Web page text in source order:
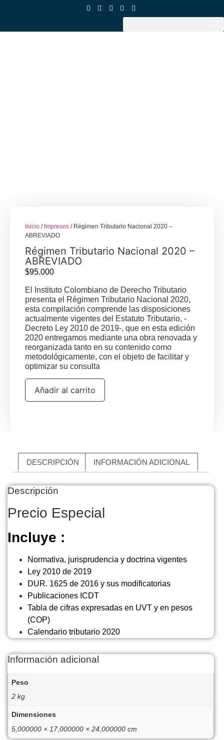
Inicio / Impresos / Régimen Tributario Nacional 2020 –
ABREVIADO
Régimen Tributario Nacional 2020 –
ABREVIADO
$95.000
El Instituto Colombiano de Derecho Tributario
presenta el Régimen Tributario Nacional 2020,
esta compilación comprende las disposiciones
actualmente vigentes del Estatuto Tributario, -
Decreto Ley 2010 de 2019-, que en esta edición
2020 entregamos mediante una obra renovada y
reorganizada tanto en su contenido como
metodológicamente, con el objeto de facilitar y
optimizar su consulta
Añadir al carrito
DESCRIPCIÓN INFORMACIÓN ADICIONAL
Descripción
Precio Especial
Incluye :
Normativa, jurisprudencia y doctrina vigentes
Ley 2010 de 2019
DUR. 1625 de 2016 y sus modificatorias
Publicaciones ICDT
Tabla de cifras expresadas en UVT y en pesos
(COP)
Calendario tributario 2020
Información adicional
Peso
2 kg
Dimensiones
5,000000 × 17,000000 × 24,000000 cm